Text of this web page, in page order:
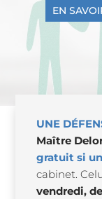
EN
UNE
Maître
gratuit si
cabinet.
vendredi,